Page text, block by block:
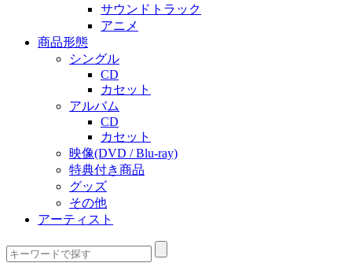
サウンドトラック
アニメ
商品形態
シングル
CD
カセット
アルバム
CD
カセット
映像(DVD / Blu-ray)
特典付き商品
グッズ
その他
アーティスト